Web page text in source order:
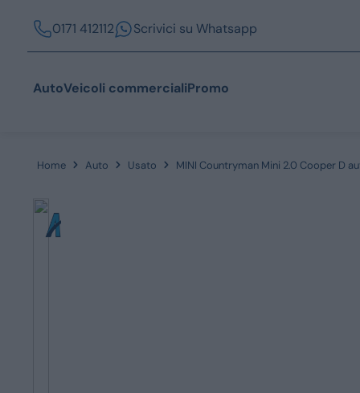
0171 412112 Scrivici su Whatsapp
AutoVeicoli commercialiPromo
Home Auto Usato MINI Countryman Mini 2.0 Cooper D